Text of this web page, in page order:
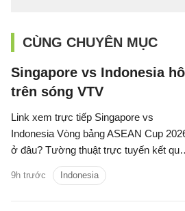
CÙNG CHUYÊN MỤC
Singapore vs Indonesia
trên sóng VTV
Link xem trực tiếp Singapore vs
Indonesia Vòng bảng ASEAN Cup
ở đâu? Tường thuật trực tuyến kết quả
bóng đá Singapore vs Indonesia trên
kênh phát sóng nào?
9h trước Indonesia